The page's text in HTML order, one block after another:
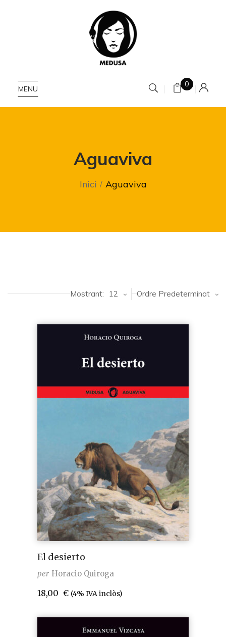
MENU
0
Aguaviva
Inici Aguaviva
Ordre Predeterminat
Mostrant: 12
El desierto
per Horacio Quiroga
18,00 € (4% IVA inclòs)